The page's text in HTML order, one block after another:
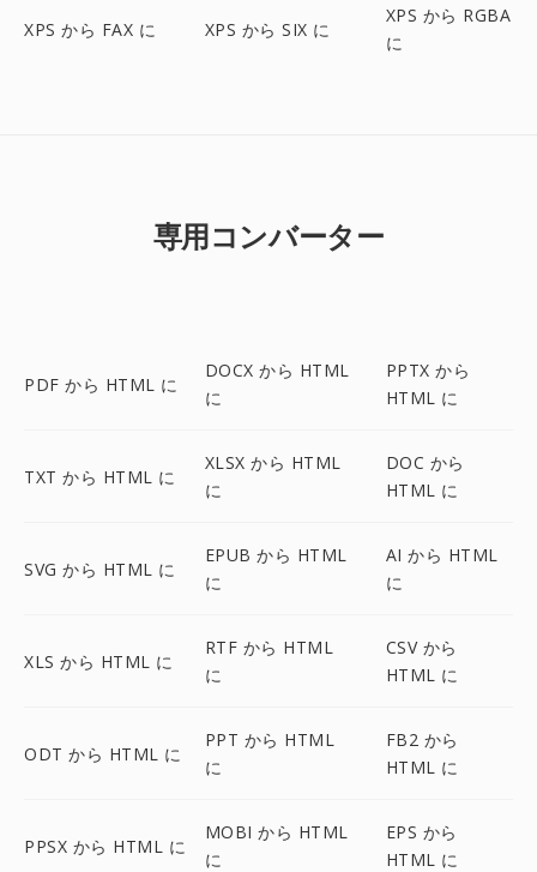
XPS から FAX に XPS から SIX に
XPS から RGBA
に
専用コンバーター
PDF から HTML に
DOCX から HTML
に
PPTX から
HTML に
TXT から HTML に
XLSX から HTML
に
DOC から
HTML に
SVG から HTML に
EPUB から HTML
に
AI から HTML
に
XLS から HTML に
RTF から HTML
に
CSV から
HTML に
ODT から HTML に
PPT から HTML
に
FB2 から
HTML に
PPSX から HTML に
MOBI から HTML
に
EPS から
HTML に